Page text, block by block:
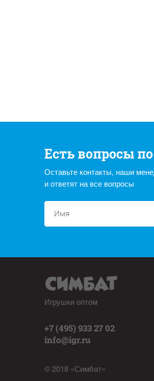
Есть вопросы
Оставьте контакты, наши
и ответят на все вопросы
Игрушки оптом
+7 (495) 933 27 02
info@igr.ru
© 2018 «Симбат»